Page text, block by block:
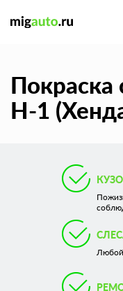
Покраска
H-1
Любой